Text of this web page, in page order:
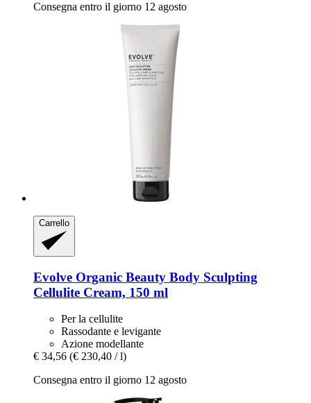
Consegna entro il giorno 12 agosto
Carrello
Evolve Organic Beauty Body Sculpting
Cellulite Cream, 150 ml
Per la cellulite
Rassodante e levigante
Azione modellante
€ 34,56 (€ 230,40 / l)
Consegna entro il giorno 12 agosto